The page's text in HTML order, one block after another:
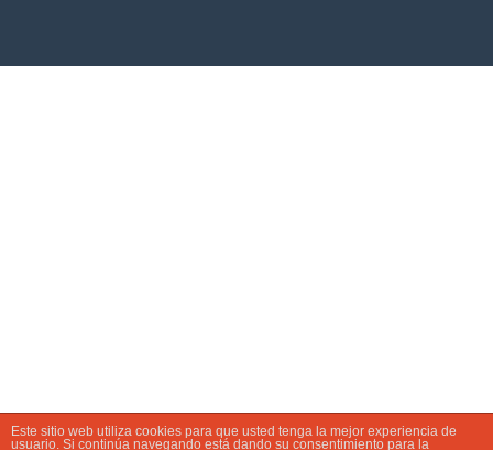
Este sitio web utiliza cookies para que usted tenga la mejor experiencia de
usuario. Si continúa navegando está dando su consentimiento para la